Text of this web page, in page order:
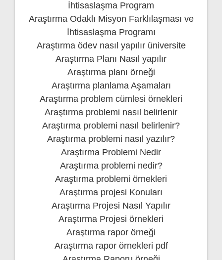
İhtisaslaşma Program
Araştırma Odaklı Misyon Farklılaşması ve
İhtisaslaşma Programı
Araştırma ödev nasıl yapılır üniversite
Araştırma Planı Nasıl yapılır
Araştırma planı örneği
Araştırma planlama Aşamaları
Araştırma problem cümlesi örnekleri
Araştırma problemi nasıl belirlenir
Araştırma problemi nasıl belirlenir?
Araştırma problemi nasıl yazılır?
Araştırma Problemi Nedir
Araştırma problemi nedir?
Araştırma problemi örnekleri
Araştırma projesi Konuları
Araştırma Projesi Nasıl Yapılır
Araştırma Projesi örnekleri
Araştırma rapor örneği
Araştırma rapor örnekleri pdf